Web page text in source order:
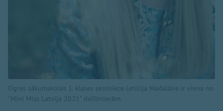
Ogres sākumskolas 1. klases skolniece Letīcija Madalāne ir viena no
"Mini Miss Latvija 2021" dalībniecēm.